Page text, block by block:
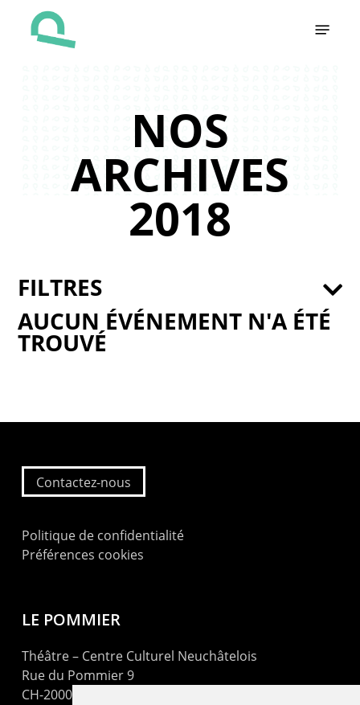
NOS
ARCHIVES
2018
AUCUN ÉVÉNEMENT N'A ÉTÉ
TROUVÉ
FILTRES
Contactez-nous
Politique de confidentialité
Préférences cookies
LE POMMIER
Théâtre – Centre Culturel Neuchâtelois
Rue du Pommier 9
CH-2000 Neuchâtel